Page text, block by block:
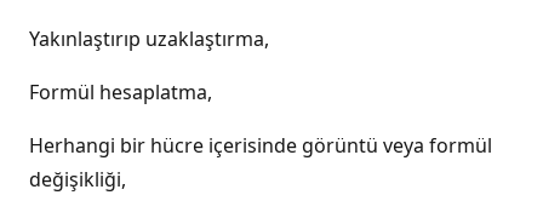
Yakınlaştırıp uzaklaştırma,
Formül hesaplatma,
Herhangi bir hücre içerisinde görüntü veya formül
değişikliği,